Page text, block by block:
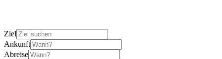
Ziel
Ankunft
Abreise